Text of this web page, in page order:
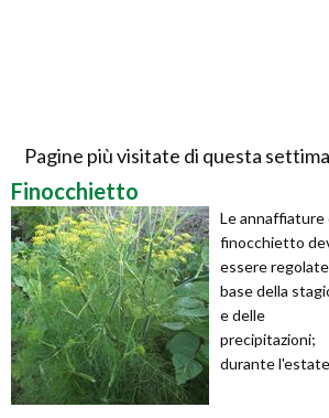
Pagine più visitate di questa
Finocchietto
Le annaffiature
finocchietto
essere
base della
e delle
precipitazioni;
durante